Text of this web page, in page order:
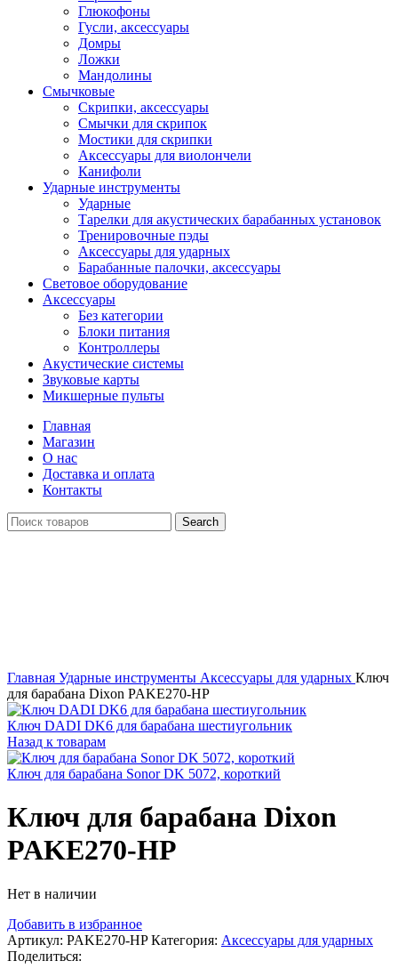
Глюкофоны
Гусли, аксессуары
Домры
Ложки
Мандолины
Смычковые
Скрипки, аксессуары
Смычки для скрипок
Мостики для скрипки
Аксессуары для виолончели
Канифоли
Ударные инструменты
Ударные
Тарелки для акустических барабанных установок
Тренировочные пэды
Аксессуары для ударных
Барабанные палочки, аксессуары
Световое оборудование
Аксессуары
Без категории
Блоки питания
Контроллеры
Акустические системы
Звуковые карты
Микшерные пульты
Главная
Магазин
О нас
Доставка и оплата
Контакты
Search
Главная Ударные инструменты Аксессуары для ударных Ключ
для барабана Dixon PAKE270-HP
Ключ DADI DK6 для барабана шестиугольник
Назад к товарам
Ключ для барабана Sonor DK 5072, короткий
Ключ для барабана Dixon
PAKE270-HP
Нет в наличии
Добавить в избранное
Артикул: PAKE270-HPКатегория: Аксессуары для ударных
Поделиться: